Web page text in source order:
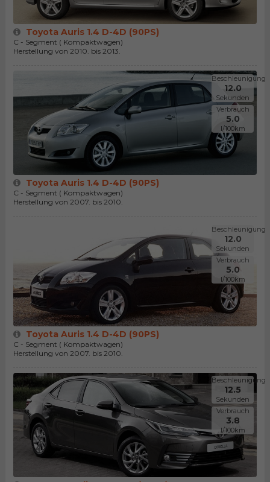
Toyota Auris 1.4 D-4D (90PS)
C - Segment ( Kompaktwagen)
Herstellung von 2010. bis 2013.
Beschleunigung
12.0
Sekunden
Verbrauch
5.0
l/100km
Toyota Auris 1.4 D-4D (90PS)
C - Segment ( Kompaktwagen)
Herstellung von 2007. bis 2010.
Beschleunigung
12.0
Sekunden
Verbrauch
5.0
l/100km
Toyota Auris 1.4 D-4D (90PS)
C - Segment ( Kompaktwagen)
Herstellung von 2007. bis 2010.
Beschleunigung
12.5
Sekunden
Verbrauch
3.8
l/100km